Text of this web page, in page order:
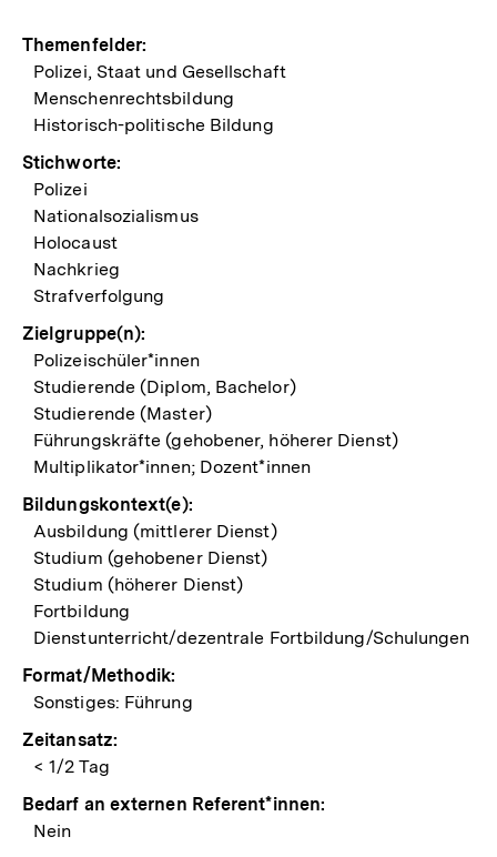
Themenfelder:
Polizei, Staat und Gesellschaft
Menschenrechtsbildung
Historisch-politische Bildung
Stichworte:
Polizei
Nationalsozialismus
Holocaust
Nachkrieg
Strafverfolgung
Zielgruppe(n):
Polizeischüler*innen
Studierende (Diplom, Bachelor)
Studierende (Master)
Führungskräfte (gehobener, höherer Dienst)
Multiplikator*innen; Dozent*innen
Bildungskontext(e):
Ausbildung (mittlerer Dienst)
Studium (gehobener Dienst)
Studium (höherer Dienst)
Fortbildung
Dienstunterricht/dezentrale Fortbildung/Schulungen
Format/Methodik:
Sonstiges: Führung
Zeitansatz:
< 1/2 Tag
Bedarf an externen Referent*innen:
Nein